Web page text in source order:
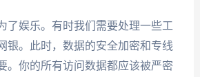
了娱乐。有时我们需要处理一些工
银。此时，数据的安全加密和专线
。你的所有访问数据都应该被严密